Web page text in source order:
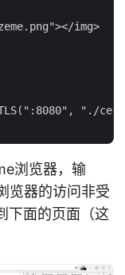
img>
"./
浏览器，输
览器的访问非受
下面的页面（这